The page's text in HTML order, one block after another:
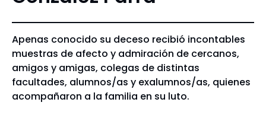
Apenas conocido su deceso recibió incontables
muestras de afecto y admiración de cercanos,
amigos y amigas, colegas de distintas
facultades, alumnos/as y exalumnos/as, quienes
acompañaron a la familia en su luto.